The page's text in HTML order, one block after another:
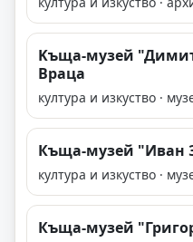
Kъща-музей
Враца
култура и изкуство ·
Къща-музей "Иван
култура и изкуство ·
Къща-музей